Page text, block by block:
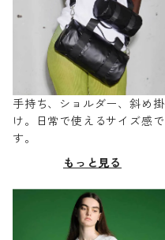
手持ち、ショルダー、斜め掛
け。日常で使えるサイズ感で
す。
もっと見る